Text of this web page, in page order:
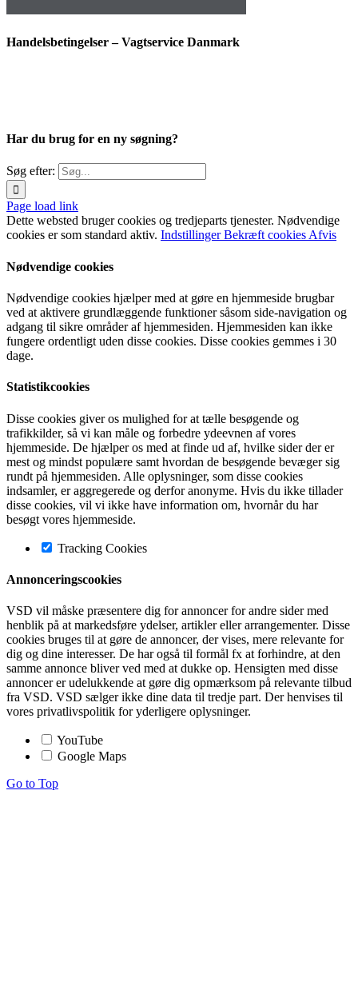
Handelsbetingelser – Vagtservice Danmark
Har du brug for en ny søgning?
Søg efter:
Page load link
Dette websted bruger cookies og tredjeparts tjenester. Nødvendige
cookies er som standard aktiv. IndstillingerBekræft cookiesAfvis
Nødvendige cookies
Nødvendige cookies hjælper med at gøre en hjemmeside brugbar
ved at aktivere grundlæggende funktioner såsom side-navigation og
adgang til sikre områder af hjemmesiden. Hjemmesiden kan ikke
fungere ordentligt uden disse cookies. Disse cookies gemmes i 30
dage.
Statistikcookies
Disse cookies giver os mulighed for at tælle besøgende og
trafikkilder, så vi kan måle og forbedre ydeevnen af vores
hjemmeside. De hjælper os med at finde ud af, hvilke sider der er
mest og mindst populære samt hvordan de besøgende bevæger sig
rundt på hjemmesiden. Alle oplysninger, som disse cookies
indsamler, er aggregerede og derfor anonyme. Hvis du ikke tillader
disse cookies, vil vi ikke have information om, hvornår du har
besøgt vores hjemmeside.
Tracking Cookies
Annonceringscookies
VSD vil måske præsentere dig for annoncer for andre sider med
henblik på at markedsføre ydelser, artikler eller arrangementer. Disse
cookies bruges til at gøre de annoncer, der vises, mere relevante for
dig og dine interesser. De har også til formål fx at forhindre, at den
samme annonce bliver ved med at dukke op. Hensigten med disse
annoncer er udelukkende at gøre dig opmærksom på relevante tilbud
fra VSD. VSD sælger ikke dine data til tredje part. Der henvises til
vores privatlivspolitik for yderligere oplysninger.
YouTube
Google Maps
Go to Top